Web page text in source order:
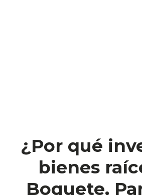
¿Por qué
bienes
Boquete,